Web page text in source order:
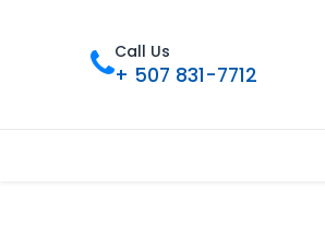
Call Us
+ 507 831-7712